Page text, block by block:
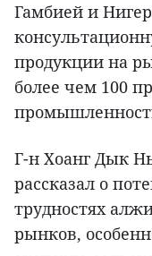
Гамбией и
продукции на
более чем 100
Г-н Хоанг Дык
рассказал о
трудностях
рынков,